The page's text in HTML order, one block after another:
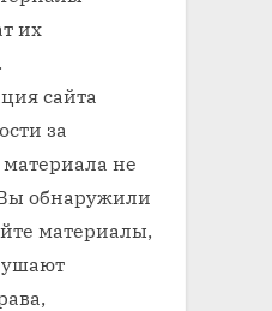
их
сайта
за
не
обнаружили
материалы,